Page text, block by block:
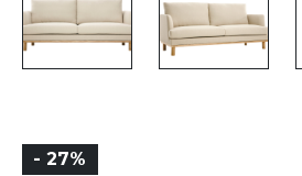
- 27%